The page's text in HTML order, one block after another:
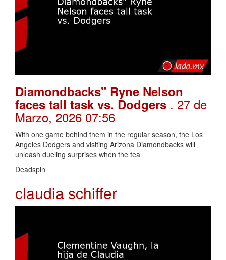
Diamondbacks" Ryne Nelson
faces tall task vs. Dodgers . 27 de
Marzo, 2026 07:56
With one game behind them in the regular season, the Los
Angeles Dodgers and visiting Arizona Diamondbacks will
unleash dueling surprises when the tea
Deadspin
claudia schiffer